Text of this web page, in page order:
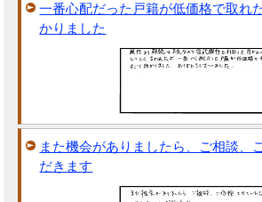
一番心配だった戸籍が低価格で取れ
かりました
また機会がありましたら、ご相談、
だきます